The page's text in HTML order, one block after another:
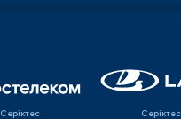
Серіктес Серіктес